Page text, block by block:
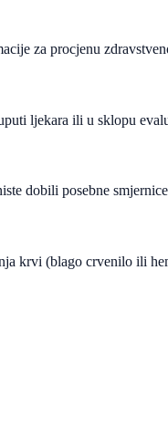
za procjenu
ljekara ili u sklopu
dobili posebne
krvi (blago crvenilo ili